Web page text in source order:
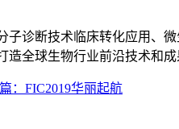
诊断技术临床转化应用、
全球生物行业前沿技术和成
：FIC2019华丽起航